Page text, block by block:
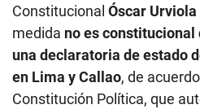
Constitucional Óscar Urviola
medida no es constitucional
una declaratoria de estado
en Lima y Callao, de
Constitución Política, que